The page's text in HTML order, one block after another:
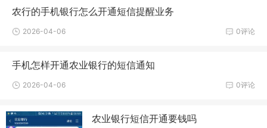
农行的手机银行怎么开通短信提醒业务
0评论
2026-04-06
手机怎样开通农业银行的短信通知
0评论
2026-04-06
农业银行短信开通要钱吗